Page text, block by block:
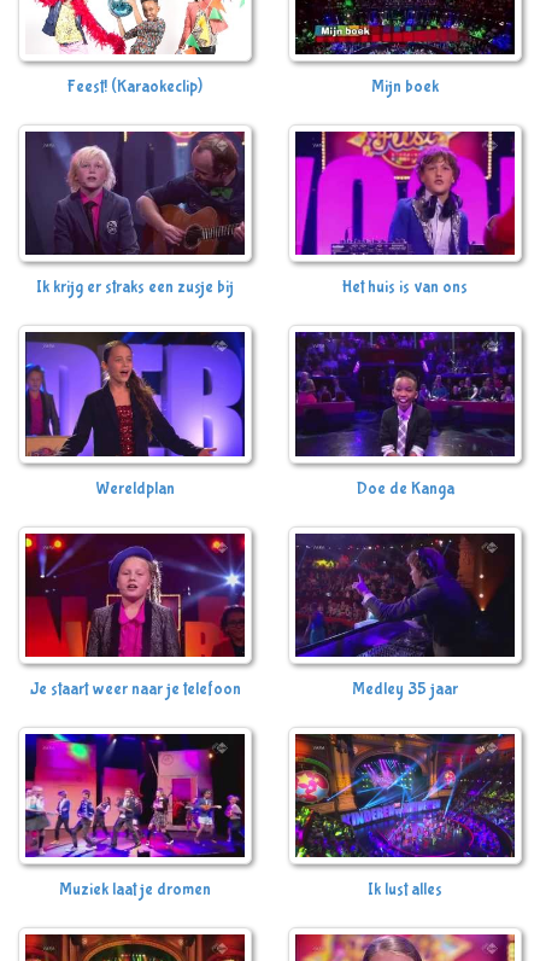
Feest! (Karaokeclip) Mijn boek
Ik krijg er straks een zusje bij Het huis is van ons
Wereldplan Doe de Kanga
Je staart weer naar je telefoon Medley 35 jaar
Muziek laat je dromen Ik lust alles